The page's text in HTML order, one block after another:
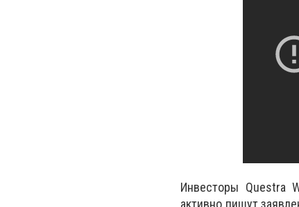
Инвесторы Questra
активно пишут